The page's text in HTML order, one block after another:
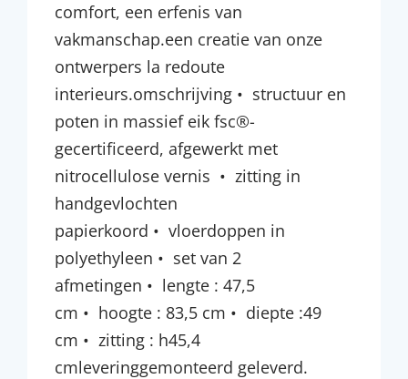
comfort, een erfenis van
vakmanschap.een creatie van onze
ontwerpers la redoute
interieurs.omschrijving • structuur en
poten in massief eik fsc®-
gecertificeerd, afgewerkt met
nitrocellulose vernis • zitting in
handgevlochten
papierkoord • vloerdoppen in
polyethyleen • set van 2
afmetingen • lengte : 47,5
cm • hoogte : 83,5 cm • diepte :49
cm • zitting : h45,4
cmleveringgemonteerd geleverd.